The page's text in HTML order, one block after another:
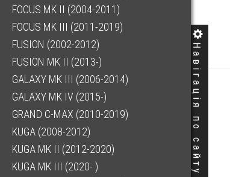
Навігація по сайту
FOCUS MK II (2004-2011)
FOCUS MK III (2011-2019)
FUSION (2002-2012)
FUSION MK II (2013-)
GALAXY MK III (2006-2014)
GALAXY MK IV (2015-)
GRAND C-MAX (2010-2019)
KUGA (2008-2012)
KUGA MK II (2012-2020)
KUGA MK III (2020- )